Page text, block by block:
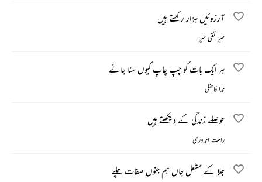
آرزوئیں ہزار رکھتے ہیں
میر تقی میر
ہر ایک بات کو چپ چاپ کیوں سنا جائے
ندا فاضلی
حوصلے زندگی کے دیکھتے ہیں
راحت اندوری
جلا کے مشعل جاں ہم جنوں صفات چلے